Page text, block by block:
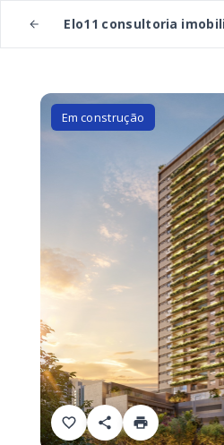
Elo11 consultoria
Em construção